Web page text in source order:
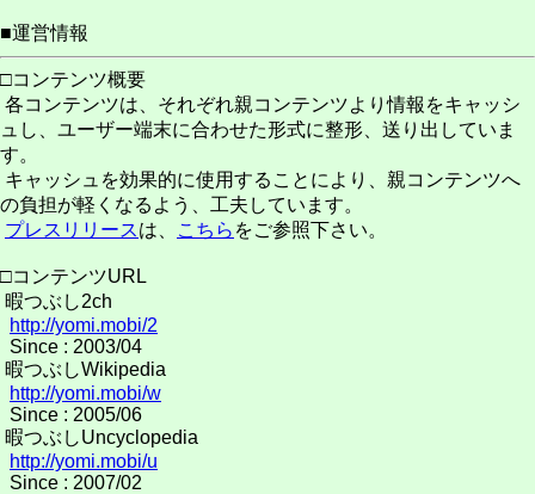
■運営情報
□コンテンツ概要
各コンテンツは、それぞれ親コンテンツより情報をキャッシ
ュし、ユーザー端末に合わせた形式に整形、送り出していま
す。
キャッシュを効果的に使用することにより、親コンテンツへ
の負担が軽くなるよう、工夫しています。
プレスリリースは、 こちら をご参照下さい。
□コンテンツURL
暇つぶし2ch
http://yomi.mobi/2
Since : 2003/04
暇つぶしWikipedia
http://yomi.mobi/w
Since : 2005/06
暇つぶしUncyclopedia
http://yomi.mobi/u
Since : 2007/02